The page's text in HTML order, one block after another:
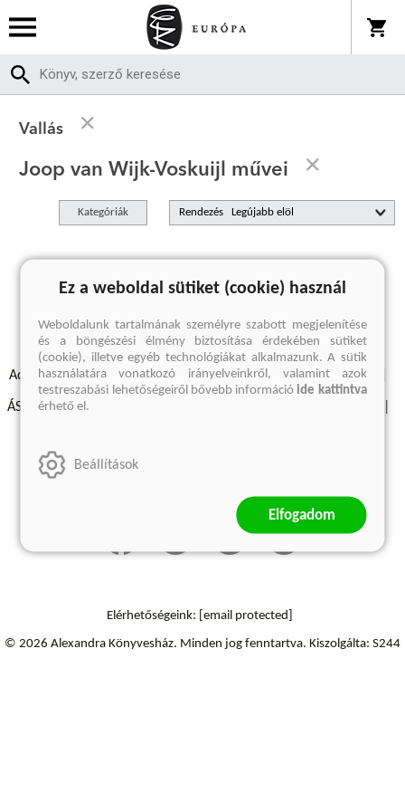
Vallás
Joop van Wijk-Voskuijl művei
Kategóriák Rendezés
A keresett kifejezésre nincs találat
Adatvédelmi szabályzatok Elállási felmondási nyilatkozat
ÁSZF - Vásárlási feltételek
Szállítási információk
Elérhetőségeink: [email protected]
© 2026 Alexandra Könyvesház. Minden jog fenntartva. Kiszolgálta: S244
Ez a weboldal sütiket (cookie) használ
Weboldalunk tartalmának személyre szabott megjelenítése
és a böngészési élmény biztosítása érdekében sütiket
(cookie), illetve egyéb technológiákat alkalmazunk. A sütik
használatára vonatkozó irányelveinkről, valamint azok
testreszabási lehetőségeiről bővebb információide kattintva
érhető el.
Beállítások
Elfogadom